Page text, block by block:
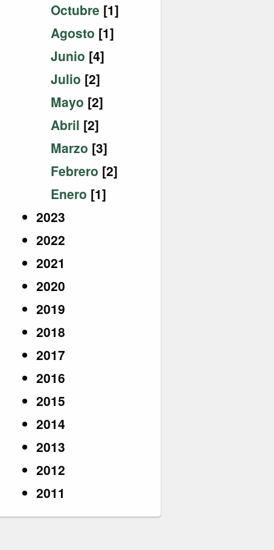
Octubre [1]
Agosto [1]
Junio [4]
Julio [2]
Mayo [2]
Abril [2]
Marzo [3]
Febrero [2]
Enero [1]
2023
2022
2021
2020
2019
2018
2017
2016
2015
2014
2013
2012
2011